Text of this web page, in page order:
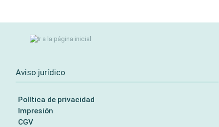
Aviso jurídico
Política de privacidad
Impresión
CGV